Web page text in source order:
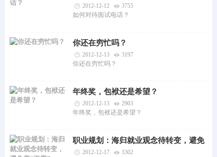
2012-12-12 3755
如何对待面试电话？
你还在穷忙吗？
2012-12-13 3197
你还在穷忙吗？
年终奖，包袱还是希望？
2012-12-13 2903
年终奖，包袱还是希望？
职业规划：海归就业观念待转变，避免
变“海带”
2012-12-17 3302